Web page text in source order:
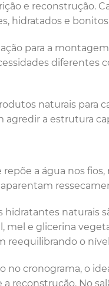
e reconstrução.
hidratados e
para a
diferentes
naturais para
a estrutura
repõe a água nos
hidratantes naturais
mel e glicerina
reequilibrando o
no cronograma, o
reconstrução. No